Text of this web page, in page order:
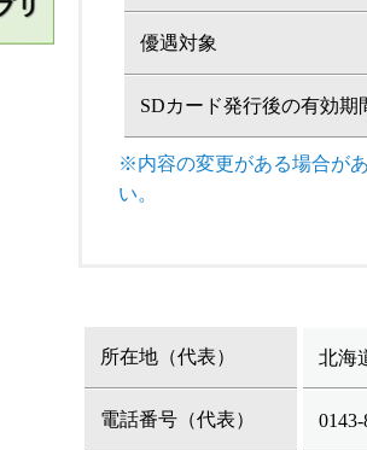
優遇対象
SDカード発行後の有効期
※内容の変更がある場合が
い。
所在地（代表） 北海
電話番号（代表）